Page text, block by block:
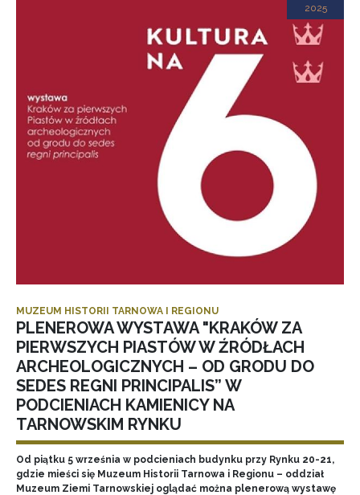
2025
MUZEUM HISTORII TARNOWA I REGIONU
PLENEROWA WYSTAWA "KRAKÓW ZA
PIERWSZYCH PIASTÓW W ŹRÓDŁACH
ARCHEOLOGICZNYCH – OD GRODU DO
SEDES REGNI PRINCIPALIS” W
PODCIENIACH KAMIENICY NA
TARNOWSKIM RYNKU
Od piątku 5 września w podcieniach budynku przy Rynku 20-21,
gdzie mieści się Muzeum Historii Tarnowa i Regionu – oddział
Muzeum Ziemi Tarnowskiej oglądać można plenerową wystawę